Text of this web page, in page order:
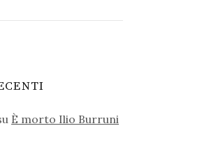
È morto Ilio Burruni